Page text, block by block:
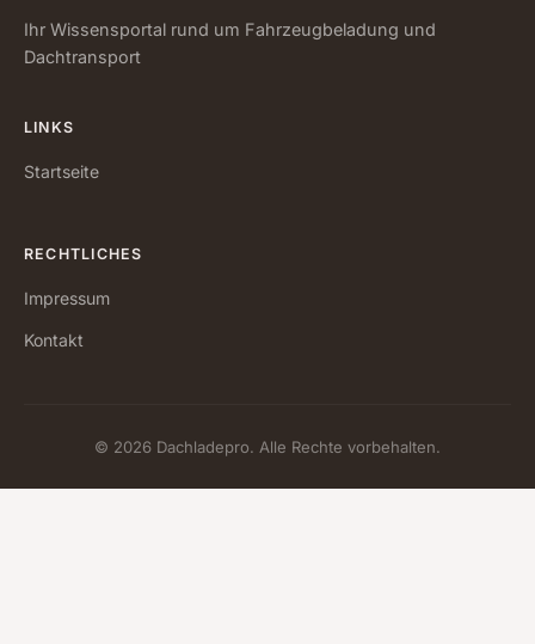
Ihr Wissensportal rund um Fahrzeugbeladung und
Dachtransport
LINKS
Startseite
RECHTLICHES
Impressum
Kontakt
© 2026 Dachladepro. Alle Rechte vorbehalten.